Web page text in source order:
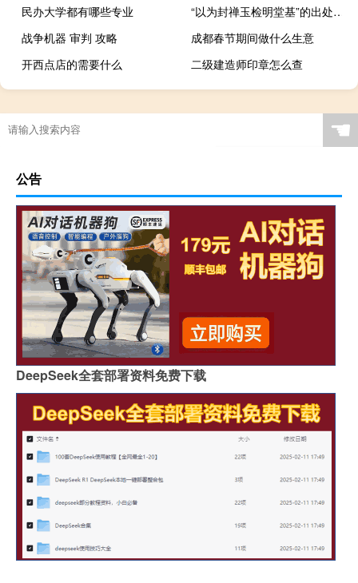
民办大学都有哪些专业
“以为封禅玉检明堂基”的出处是哪里
战争机器 审判 攻略
成都春节期间做什么生意
开西点店的需要什么
二级建造师印章怎么查
☚
公告
DeepSeek全套部署资料免费下载